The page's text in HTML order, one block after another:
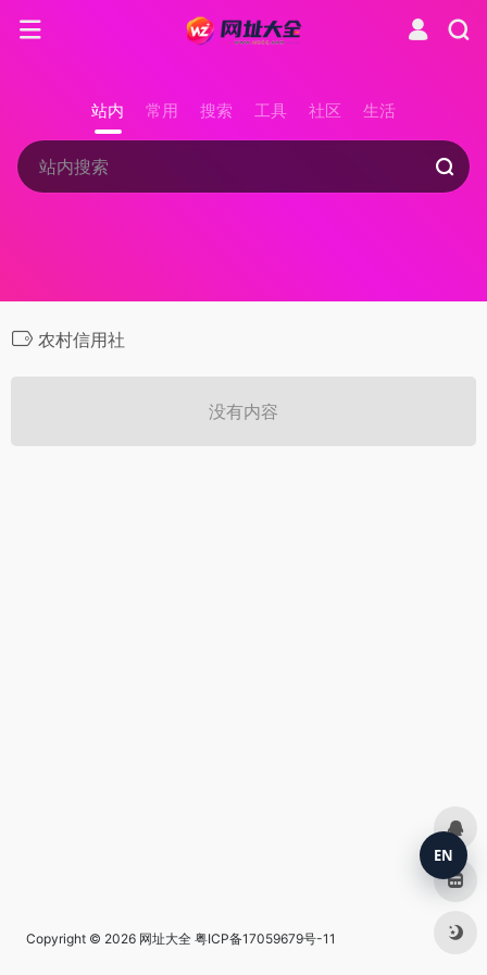
站内 常用 搜索 工具 社区 生活
农村信用社
没有内容
Copyright © 2026 网址大全 粤ICP备17059679号-11
EN